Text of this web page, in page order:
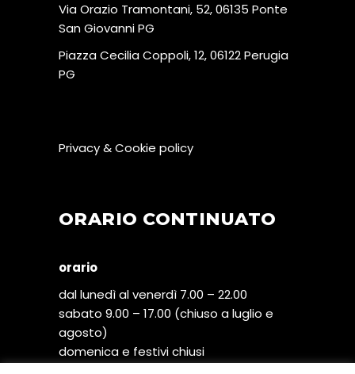
Via Orazio Tramontani, 52, 06135 Ponte
San Giovanni PG
Piazza Cecilia Coppoli, 12, 06122 Perugia
PG
Privacy & Cookie policy
ORARIO CONTINUATO
orario
dal lunedì al venerdì 7.00 – 22.00
sabato 9.00 – 17.00 (chiuso a luglio e
agosto)
domenica e festivi chiusi